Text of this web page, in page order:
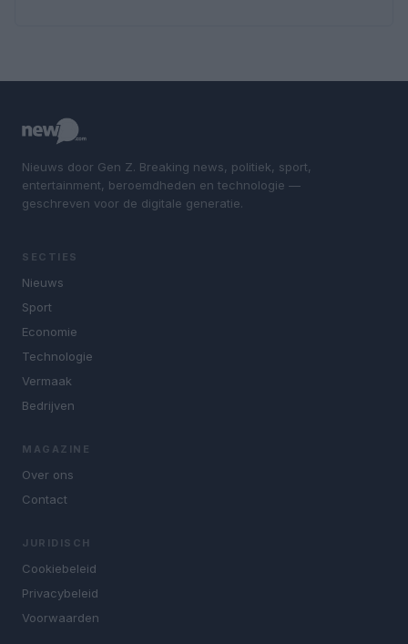
Nieuws door Gen Z. Breaking news, politiek, sport,
entertainment, beroemdheden en technologie —
geschreven voor de digitale generatie.
SECTIES
Nieuws
Sport
Economie
Technologie
Vermaak
Bedrijven
MAGAZINE
Over ons
Contact
JURIDISCH
Cookiebeleid
Privacybeleid
Voorwaarden